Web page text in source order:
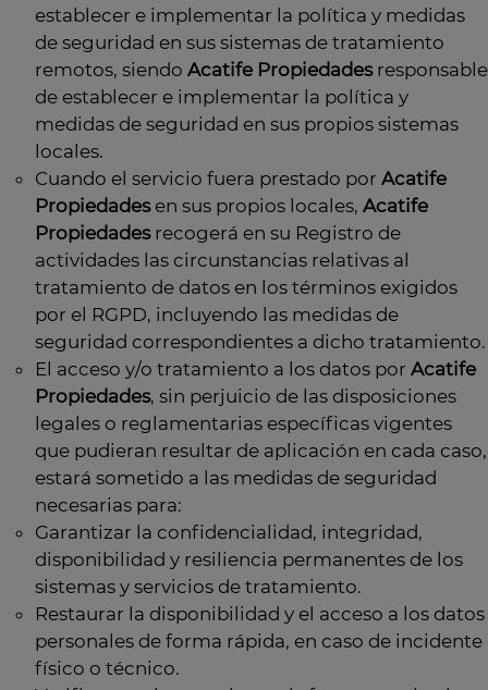
establecer e implementar la política y medidas
de seguridad en sus sistemas de tratamiento
remotos, siendo Acatife Propiedadesresponsable
de establecer e implementar la política y
medidas de seguridad en sus propios sistemas
locales.
Cuando el servicio fuera prestado por Acatife
Propiedadesen sus propios locales, Acatife
Propiedadesrecogerá en su Registro de
actividades las circunstancias relativas al
tratamiento de datos en los términos exigidos
por el RGPD, incluyendo las medidas de
seguridad correspondientes a dicho tratamiento.
El acceso y/o tratamiento a los datos por Acatife
Propiedades, sin perjuicio de las disposiciones
legales o reglamentarias específicas vigentes
que pudieran resultar de aplicación en cada caso,
estará sometido a las medidas de seguridad
necesarias para:
Garantizar la confidencialidad, integridad,
disponibilidad y resiliencia permanentes de los
sistemas y servicios de tratamiento.
Restaurar la disponibilidad y el acceso a los datos
personales de forma rápida, en caso de incidente
físico o técnico.